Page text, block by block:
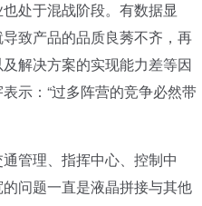
处于混战阶段。有数据显
致产品的品质良莠不齐，再
解决方案的实现能力差等因
示：“过多阵营的竞争必然带
管理、指挥中心、控制中
问题一直是液晶拼接与其他